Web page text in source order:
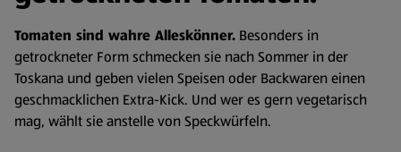
Tomaten sind wahre Alleskönner. Besonders in
getrockneter Form schmecken sie nach Sommer in der
Toskana und geben vielen Speisen oder Backwaren einen
geschmacklichen Extra-Kick. Und wer es gern vegetarisch
mag, wählt sie anstelle von Speckwürfeln.